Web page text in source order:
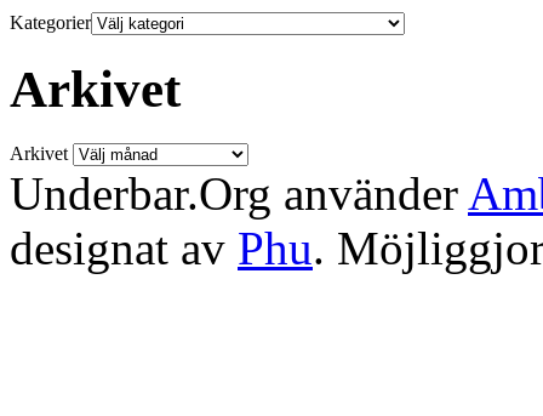
Kategorier
Arkivet
Arkivet
Underbar.Org använder
designat av Phu.